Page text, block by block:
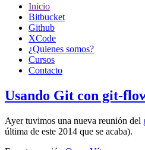
Inicio
Bitbucket
Github
XCode
¿Quienes somos?
Cursos
Contacto
Usando Git con git-
Ayer tuvimos una nueva reunión del
última de este 2014 que se acaba).